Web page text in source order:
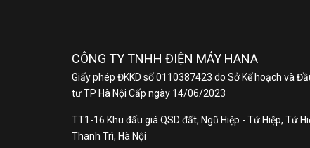
CÔNG TY TNHH ĐIỆN MÁY HANA
Giấy phép ĐKKD số 0110387423 do Sở Kế hoạch và
tư TP Hà Nội Cấp ngày 14/06/2023
TT1-16 Khu đấu giá QSD đất, Ngũ Hiệp - Tứ Hiệp, Tứ
Thanh Trì, Hà Nội